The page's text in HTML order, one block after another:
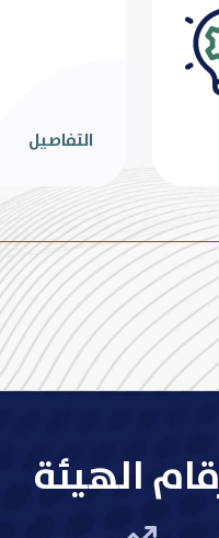
التفاصيل
الهيئة